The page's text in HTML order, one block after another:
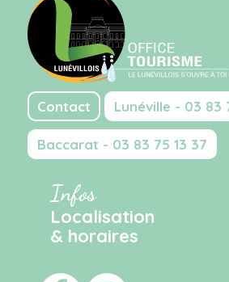
Contact Lunéville - 03 83
Baccarat - 03 83 75 13 37
Infos
Localisation
& horaires